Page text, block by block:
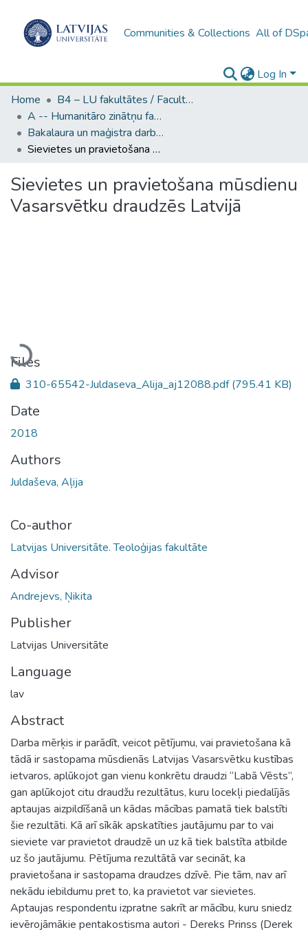
Communities & Collections All of
Log In
Home
B4 – LU fakultātes / Faculties of the UL
A -- Humanitāro zinātņu fakultāte / Faculty of Humanities
Bakalaura un maģistra darbi (HZF) / Bachelor's and Master's theses
Sievietes un pravietošana mūsdienu Vasarsvētku draudzēs Latvijā
Sievietes un pravietošana mūsdienu
Vasarsvētku draudzēs Latvijā
Loading...
Files
310-65542-Juldaseva_Alija_aj12088.pdf(795.41 KB)
Date
2018
Authors
Juldaševa, Aļija
Co-author
Latvijas Universitāte. Teoloģijas fakultāte
Advisor
Andrejevs, Ņikita
Publisher
Latvijas Universitāte
Language
lav
Abstract
Darba mērķis ir parādīt, veicot pētījumu, vai pravietošana kā
tādā ir sastopama mūsdienās Latvijas Vasarsvētku kustības
ietvaros, aplūkojot gan vienu konkrētu draudzi “Labā Vēsts”,
gan aplūkojot citu draudžu rezultātus, kuru locekļi piedalījās
aptaujas aizpildīšanā un kādas mācības pamatā tiek balstīti
šie rezultāti. Kā arī sīkāk apskatīties jautājumu par to vai
sieviete var pravietot draudzē un uz kā tiek balstīta atbilde
uz šo jautājumu. Pētījuma rezultātā var secināt, ka
pravietošana ir sastopama draudzes dzīvē. Pie tām, nav arī
nekādu iebildumu pret to, ka pravietot var sievietes.
Aptaujas respondentu izpratne sakrīt ar mācību, kuru sniedz
ievērojāmākie pentakostisma autori - Dereks Prinss (Derek